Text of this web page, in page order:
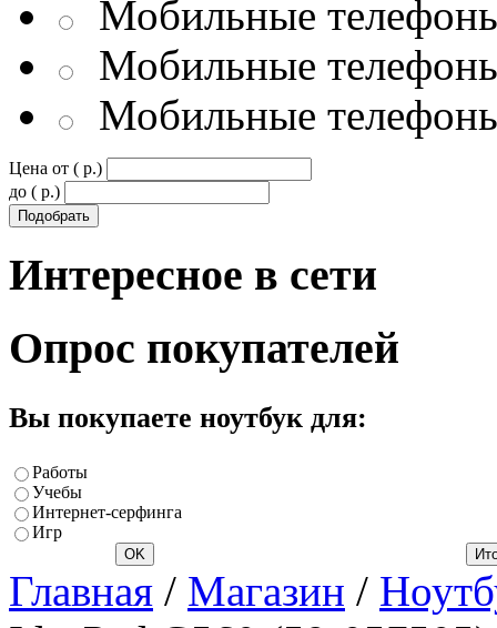
Мобильные
Мобильные
Мобильные
Цена от ( p.)
до ( p.)
Интересное в сети
Опрос покупателей
Вы покупаете ноутбук для:
Работы
Учебы
Интернет-серфинга
Игр
Главная / Магазин /